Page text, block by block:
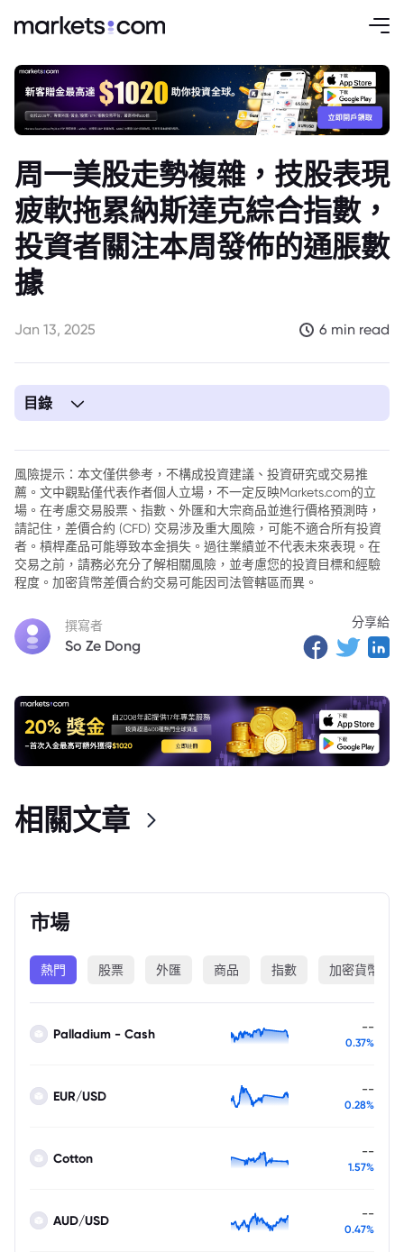
周一美股走勢複雜，技股表現
疲軟拖累納斯達克綜合指數，
投資者關注本周發佈的通脹數
據
Jan 13, 2025 6 min read
目錄
3. 財報季：大型銀行業績引領焦點
4. 國際市場：歐洲和印度的動態
5. 美國鋼鐵與量子計算股的最新消息
6. 投資觀點與未來展望
7. 總結
風險提示：本文僅供參考，不構成投資建議、投資研究或交易推
薦。文中觀點僅代表作者個人立場，不一定反映Markets.com的立
場。在考慮交易股票、指數、外匯和大宗商品並進行價格預測時，
請記住，差價合約 (CFD) 交易涉及重大風險，可能不適合所有投資
者。槓桿產品可能導致本金損失。過往業績並不代表未來表現。在
交易之前，請務必充分了解相關風險，並考慮您的投資目標和經驗
程度。加密貨幣差價合約交易可能因司法管轄區而異。
撰寫者
So Ze Dong
分享給
市場
熱門 股票 外匯 商品 指數 加密貨幣
Palladium - Cash --
0.37%
EUR/USD --
0.28%
Cotton --
1.57%
AUD/USD --
0.47%
相關文章